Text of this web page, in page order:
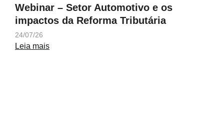
Webinar – Setor Automotivo e os
impactos da Reforma Tributária
24/07/26
Leia mais